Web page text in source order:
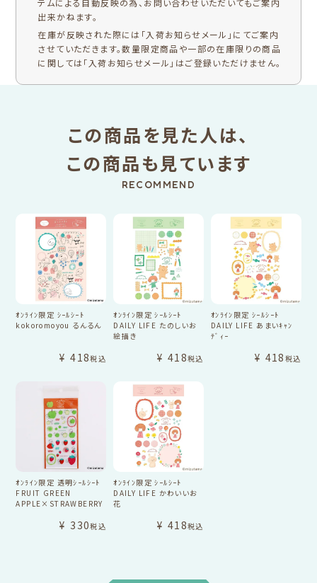
テムによる自動反映の為、お問い合わせいただいてもご案内
出来かねます。
在庫が反映された際には「入荷お知らせメール」にてご案内
させていただきます。数量限定商品や一部の在庫限りの商品
に関しては「入荷お知らせメール」はご登録いただけません。
この商品を見た人は、
この商品も見ています
RECOMMEND
ｵﾝﾗｲﾝ限定 ｼｰﾙｼｰﾄ
kokoromoyou るんるん
¥ 418税込
ｵﾝﾗｲﾝ限定 ｼｰﾙｼｰﾄ
DAILY LIFE たのしいお
絵描き
¥ 418税込
ｵﾝﾗｲﾝ限定 ｼｰﾙｼｰﾄ
DAILY LIFE あまいｷｬﾝ
ﾃﾞｨｰ
¥ 418 税込
ｵﾝﾗｲﾝ限定 透明ｼｰﾙｼｰﾄ
FRUIT GREEN
APPLE×STRAWBERRY
¥ 330税込
ｵﾝﾗｲﾝ限定 ｼｰﾙｼｰﾄ
DAILY LIFE かわいいお
花
¥ 418税込